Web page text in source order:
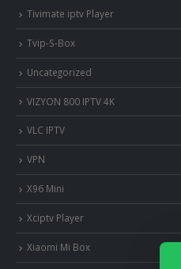
Tivimate iptv Player
Tvip-S-Box
Uncategorized
VIZYON 800 IPTV 4K
VLC IPTV
VPN
X96 Mini
Xciptv Player
Xiaomi Mi Box